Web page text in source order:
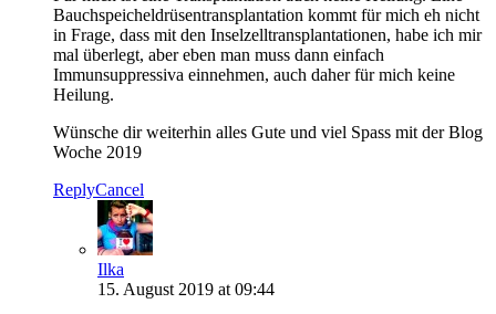
Bauchspeicheldrüsentransplantation kommt für mich eh nicht
in Frage, dass mit den Inselzelltransplantationen, habe ich mir
mal überlegt, aber eben man muss dann einfach
Immunsuppressiva einnehmen, auch daher für mich keine
Heilung.
Wünsche dir weiterhin alles Gute und viel Spass mit der Blog
Woche 2019
ReplyCancel
Ilka
15. August 2019 at 09:44